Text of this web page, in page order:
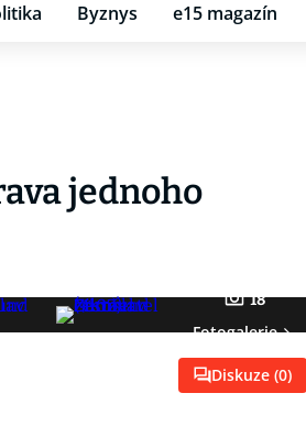
Byznys e15 magazín
jednoho
18
Fotogalerie
Diskuze (0)